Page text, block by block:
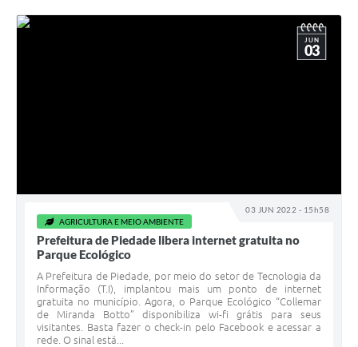
03 JUN 2022 - 15h58
JUN
03
AGRICULTURA E MEIO AMBIENTE
Prefeitura de Piedade libera internet gratuita no
Parque Ecológico
A Prefeitura de Piedade, por meio do setor de Tecnologia da
Informação (T.I), implantou mais um ponto de internet
gratuita no município. Agora, o Parque Ecológico “Collemar
de Miranda Botto” disponibiliza wi-fi grátis para seus
visitantes. Basta fazer o check-in pelo Facebook e acessar a
rede. O sinal está...